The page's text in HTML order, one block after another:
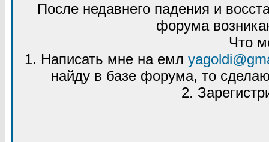
После недавнего падения и
форума
Что
1. Написать мне на емл
найду в базе форума, то
2.